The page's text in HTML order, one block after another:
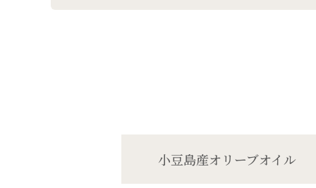
小豆島産オリーブオイル